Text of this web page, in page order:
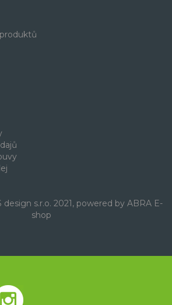
s.r.o. 2021, powered by ABRA E-
shop